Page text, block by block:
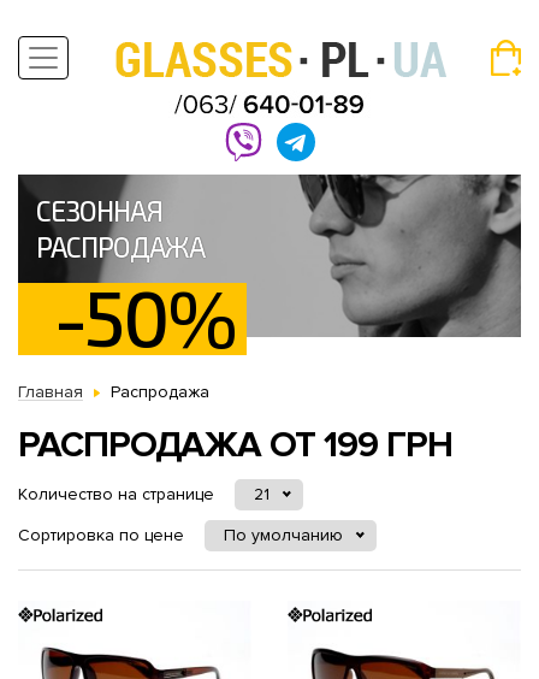
СЕЗОННАЯ
РАСПРОДАЖА
-50%
Главная Распродажа
РАСПРОДАЖА ОТ 199 ГРН
Количество на странице
21
Сортировка по цене
По умолчанию